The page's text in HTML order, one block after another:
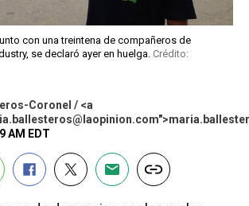
con una treintena de compañeros de
se declaró ayer en huelga. Crédito:
Coronel / <a
AM EDT